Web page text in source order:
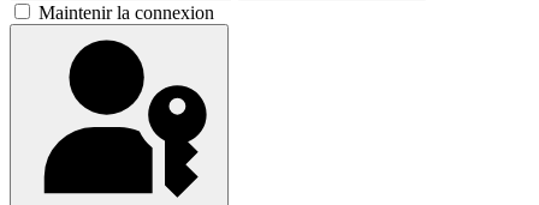
Maintenir la connexion